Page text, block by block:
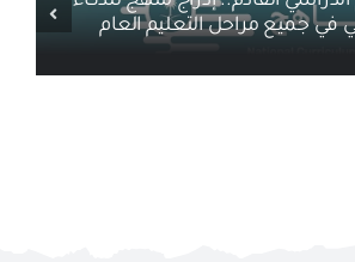
أخبار ذات صلة